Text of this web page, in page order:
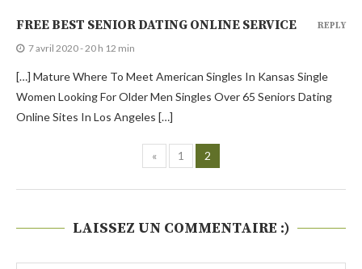
FREE BEST SENIOR DATING ONLINE SERVICE
7 avril 2020 - 20 h 12 min
[…] Mature Where To Meet American Singles In Kansas Single
Women Looking For Older Men Singles Over 65 Seniors Dating
Online Sites In Los Angeles […]
REPLY
« 1 2
LAISSEZ UN COMMENTAIRE :)